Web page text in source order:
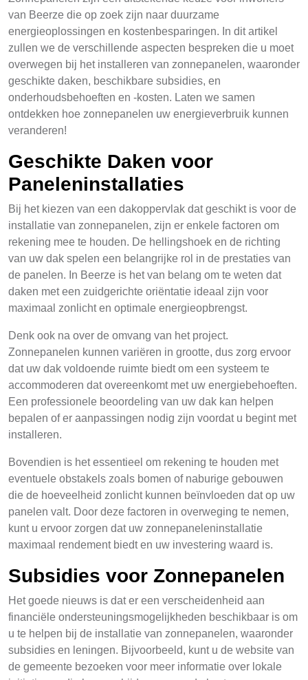
van Beerze die op zoek zijn naar duurzame
energieoplossingen en kostenbesparingen. In dit artikel
zullen we de verschillende aspecten bespreken die u moet
overwegen bij het installeren van zonnepanelen, waaronder
geschikte daken, beschikbare subsidies, en
onderhoudsbehoeften en -kosten. Laten we samen
ontdekken hoe zonnepanelen uw energieverbruik kunnen
veranderen!
Geschikte Daken voor
Paneleninstallaties
Bij het kiezen van een dakoppervlak dat geschikt is voor de
installatie van zonnepanelen, zijn er enkele factoren om
rekening mee te houden. De hellingshoek en de richting
van uw dak spelen een belangrijke rol in de prestaties van
de panelen. In Beerze is het van belang om te weten dat
daken met een zuidgerichte oriëntatie ideaal zijn voor
maximaal zonlicht en optimale energieopbrengst.
Denk ook na over de omvang van het project.
Zonnepanelen kunnen variëren in grootte, dus zorg ervoor
dat uw dak voldoende ruimte biedt om een systeem te
accommoderen dat overeenkomt met uw energiebehoeften.
Een professionele beoordeling van uw dak kan helpen
bepalen of er aanpassingen nodig zijn voordat u begint met
installeren.
Bovendien is het essentieel om rekening te houden met
eventuele obstakels zoals bomen of naburige gebouwen
die de hoeveelheid zonlicht kunnen beïnvloeden dat op uw
panelen valt. Door deze factoren in overweging te nemen,
kunt u ervoor zorgen dat uw zonnepaneleninstallatie
maximaal rendement biedt en uw investering waard is.
Subsidies voor Zonnepanelen
Het goede nieuws is dat er een verscheidenheid aan
financiële ondersteuningsmogelijkheden beschikbaar is om
u te helpen bij de installatie van zonnepanelen, waaronder
subsidies en leningen. Bijvoorbeeld, kunt u de website van
de gemeente bezoeken voor meer informatie over lokale